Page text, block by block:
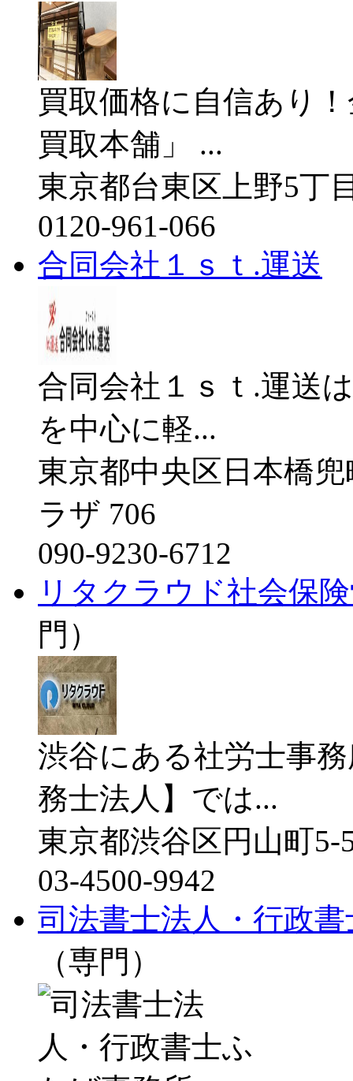
買取価格に自信あり
買取本舗」 ...
東京都台東区上野5丁
0120-961-066
合同会社１ｓｔ.運送
合同会社１ｓｔ.運送
を中心に軽...
東京都中央区日本橋
ラザ 706
090-9230-6712
リタクラウド社会保
門）
渋谷にある社労士事
務士法人】では...
東京都渋谷区円山町5-
03-4500-9942
司法書士法人・行政
（専門）